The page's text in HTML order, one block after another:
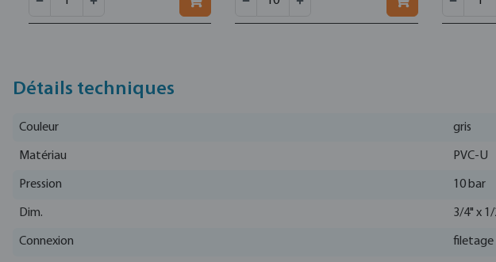
Détails techniques
Couleur gris
Matériau PVC-U
Pression 10 bar
Dim. 3/4" x 1/
Connexion filetage